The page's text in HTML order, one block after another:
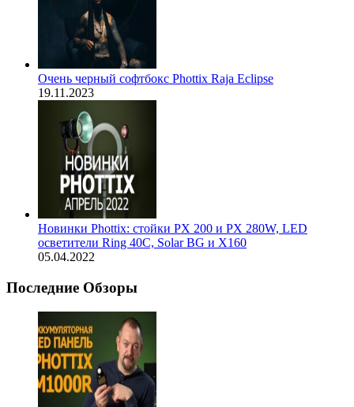
Очень черный софтбокс Phottix Raja Eclipse
19.11.2023
Новинки Phottix: стойки PX 200 и PX 280W, LED
осветители Ring 40С, Solar BG и X160
05.04.2022
Последние Обзоры